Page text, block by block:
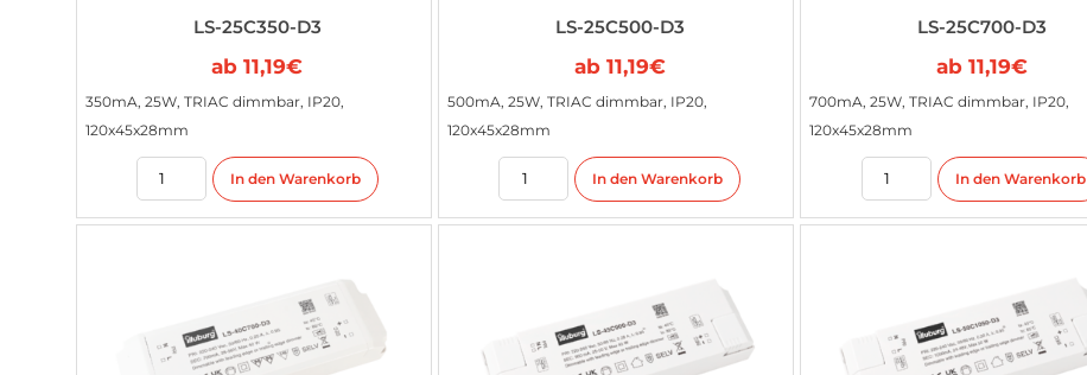
LS-25C350-D3
ab11,19€
350mA, 25W, TRIAC dimmbar, IP20,
120x45x28mm
In den Warenkorb
LS-25C500-D3
ab 11,19€
500mA, 25W, TRIAC dimmbar, IP20,
120x45x28mm
In den Warenkorb
LS-25C700-D3
ab11,19€
700mA, 25W, TRIAC dimmbar, IP20,
120x45x28mm
In den Warenkorb